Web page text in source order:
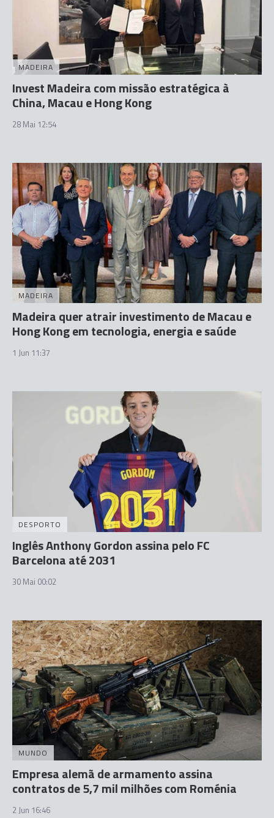
MADEIRA
Invest Madeira com missão estratégica à
China, Macau e Hong Kong
28 Mai 12:54
MADEIRA
Madeira quer atrair investimento de Macau e
Hong Kong em tecnologia, energia e saúde
1 Jun 11:37
DESPORTO
Inglês Anthony Gordon assina pelo FC
Barcelona até 2031
30 Mai 00:02
MUNDO
Empresa alemã de armamento assina
contratos de 5,7 mil milhões com Roménia
2 Jun 16:46